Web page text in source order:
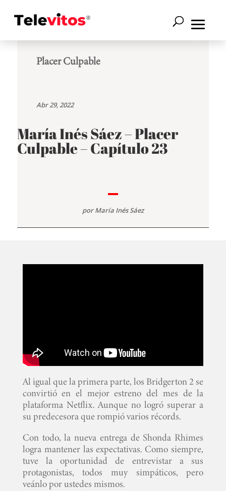
Placer Culpable
Abr 29, 2022
María Inés Sáez – Placer
Culpable – Capítulo 23
porMaría Inés Sáez
Al igual que la primera parte, los Bridgerton 2 se
convirtió en el mejor estreno del mes de la
plataforma Netflix. Aunque no logró superar a
su predecesora que rompió varios récords.
Con todo, la nueva entrega de Shonda Rhimes
logra mantener las expectativas. Como siempre,
tuve la oportunidad de entrevistar a sus
protagonistas, todos muy simpáticos, pero
veánlo por ustedes mismos.